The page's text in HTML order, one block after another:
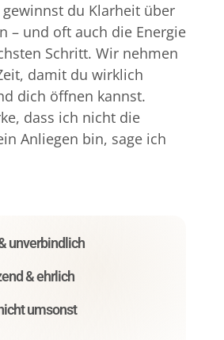
du Klarheit über
– und oft auch die Energie
Schritt. Wir nehmen
damit du wirklich
dich öffnen kannst.
dass ich nicht die
Anliegen bin, sage ich
unverbindlich
& ehrlich
umsonst